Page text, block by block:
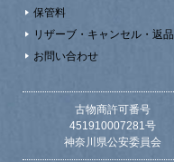
保管料
リザーブ・キャンセル・返品
お問い合わせ
古物商許可番号
451910007281号
神奈川県公安委員会